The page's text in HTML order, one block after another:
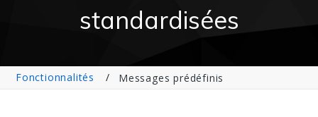
standardisées
Fonctionnalités Messages prédéfinis